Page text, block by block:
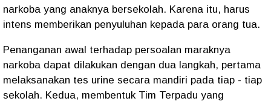
narkoba yang anaknya bersekolah. Karena itu, harus
intens memberikan penyuluhan kepada para orang tua.
Penanganan awal terhadap persoalan maraknya
narkoba dapat dilakukan dengan dua langkah, pertama
melaksanakan tes urine secara mandiri pada tiap - tiap
sekolah. Kedua, membentuk Tim Terpadu yang